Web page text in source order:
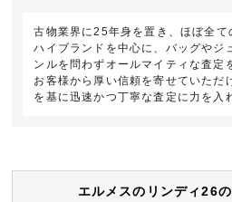
古物業界に25年身を置き、ほぼ全て
ハイブランドを中心に、バッグやジ
ンルを問わずオールマイティな査定
お客様から厚い信頼を寄せていただ
を基に迅速かつ丁寧な査定に力を入
エルメスのリンディ26